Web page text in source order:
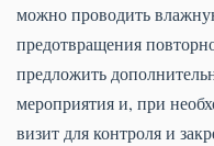
можно проводить
предотвращения
предложить
мероприятия и, при
визит для контроля и